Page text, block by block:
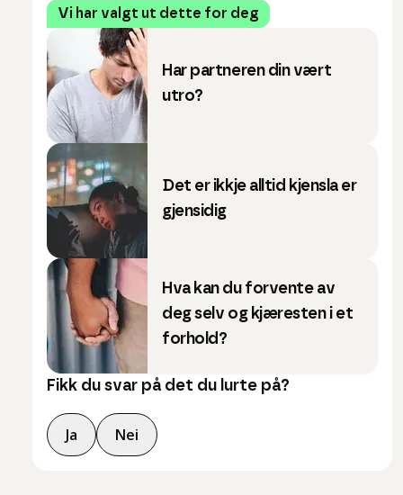
Vi har valgt ut dette for deg
Har partneren din vært
utro?
Det er ikkje alltid kjensla er
gjensidig
Hva kan du forvente av
deg selv og kjæresten i et
forhold?
Fikk du svar på det du lurte på?
Ja Nei